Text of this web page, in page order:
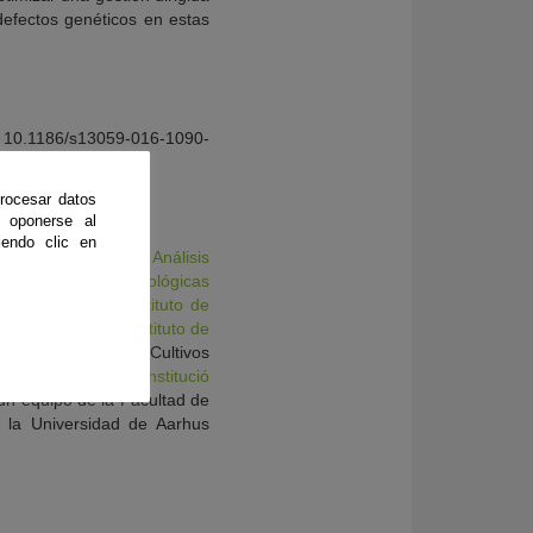
genéticos en estas
016-1090-
Centro Nacional de Análisis
Oncológicas
(IMIM)
Instituto de
Instituto de
y el Servicio de Cultivos
Institució
equipo de la Facultad de
Universidad de Aarhus
datos
al
clic en